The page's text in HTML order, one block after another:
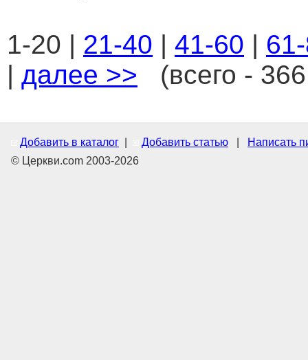
1-20 | 21-40 | 41-60 |
| далее >> (всего -
Добавить в каталог Добавить статью
Написать
© Церкви.com 2003-2026